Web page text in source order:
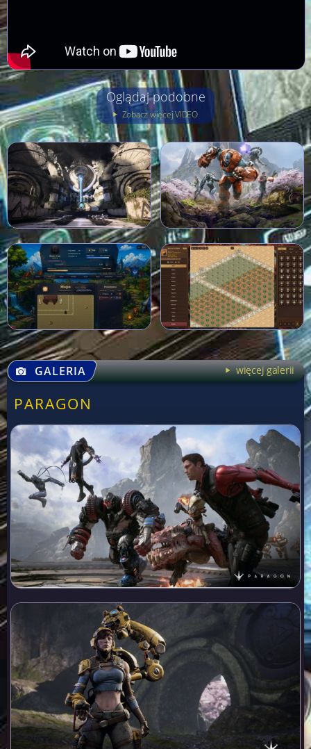
Oglądaj podobne
Zobacz więcej VIDEO
GALERIA więcej galerii
PARAGON